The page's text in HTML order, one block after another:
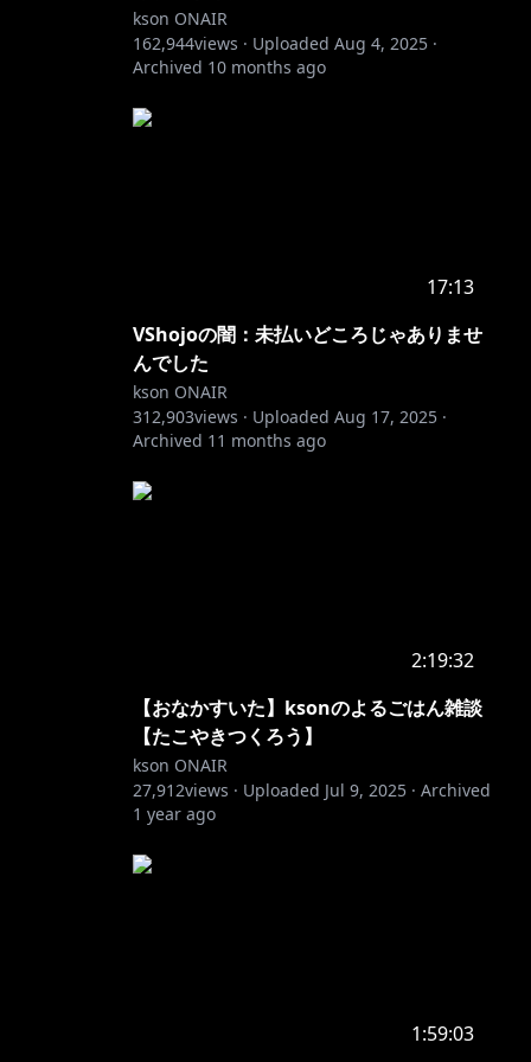
kson ONAIR
162,944views · Uploaded Aug 4, 2025 ·
Archived 10 months ago
17:13
VShojoの闇：未払いどころじゃありませ
んでした
kson ONAIR
312,903views · Uploaded Aug 17, 2025 ·
Archived 11 months ago
2:19:32
【おなかすいた】ksonのよるごはん雑談
【たこやきつくろう】
kson ONAIR
27,912views · Uploaded Jul 9, 2025 · Archived
1 year ago
1:59:03